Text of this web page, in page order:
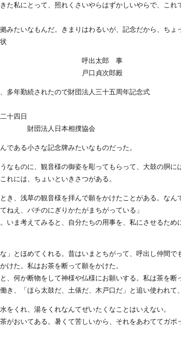
た私にとって、照れくさいやらはずかしいやらで、こ
みたいなもんだ。きまりはわるいが、記念だから、ちょ
郎 事
郎殿
多年勤続されたので財団法人三十五周年記念式
四日
相撲協会
ある小さな記念牌みたいなものだった。
なものに、観音様の御姿を彫ってもらって、大鼓の胴
れには、ちょいといきさつがある。
、浅草の観音様を拝んで願をかけたことがある。なん
ねえ、バチのにぎりかたがまちがっている」
いま考えてみると、自分たちの用事を、私にさせるた
」とほめてくれる。昔はいまとちがって、呼出し仲間
けた。私はお茶を断って願をかけた。
、何か断物をして神様や仏様にお願いする。私は茶を
き、「ほら太鼓だ、土俵だ、木戸口だ」と追い使われて
をくれ、湯をくれなんてぜいたくなことはいえない。
がおいてある。暑くて苦しいから、それをあわててガボ